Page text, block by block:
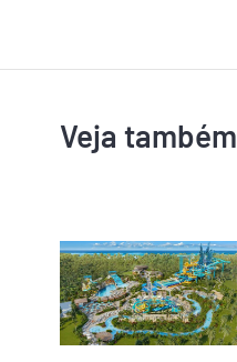
Veja também